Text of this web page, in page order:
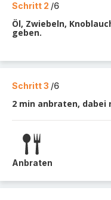
Schritt 2 /6
Öl, Zwiebeln,
geben.
Schritt 3 /6
2 min anbraten,
Anbraten